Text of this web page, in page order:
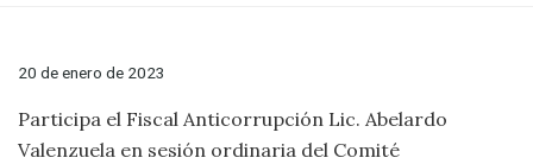
20 de enero de 2023
Participa el Fiscal Anticorrupción Lic. Abelardo
Valenzuela en sesión ordinaria del Comité